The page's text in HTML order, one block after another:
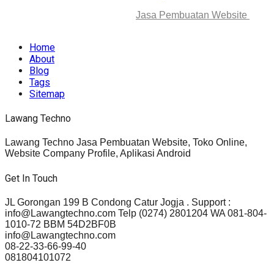
Jasa Pembuatan Website
Home
About
Blog
Tags
Sitemap
Lawang Techno
Lawang Techno Jasa Pembuatan Website, Toko Online,
Website Company Profile, Aplikasi Android
Get In Touch
JL Gorongan 199 B Condong Catur Jogja . Support :
info@Lawangtechno.com Telp (0274) 2801204 WA 081-804-
1010-72 BBM 54D2BF0B
info@Lawangtechno.com
08-22-33-66-99-40
081804101072